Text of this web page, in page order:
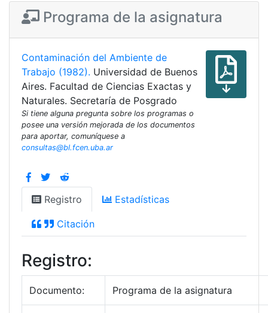
Programa de la asignatura
Contaminación del Ambiente de
Trabajo (1982). Universidad de Buenos
Aires. Facultad de Ciencias Exactas y
Naturales. Secretaría de Posgrado
Si tiene alguna pregunta sobre los programas o
posee una versión mejorada de los documentos
para aportar, comuníquese a
consultas@bl.fcen.uba.ar
Registro Estadísticas
Citación
Registro:
Documento: Programa de la asignatura